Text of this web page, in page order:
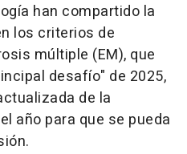
han compartido la
los criterios de
múltiple (EM), que
desafío" de 2025,
de la
año para que se pueda